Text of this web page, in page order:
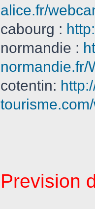
alice.fr/
cabourg :
normandie :
normandie.fr/
cotentin:
Prevision